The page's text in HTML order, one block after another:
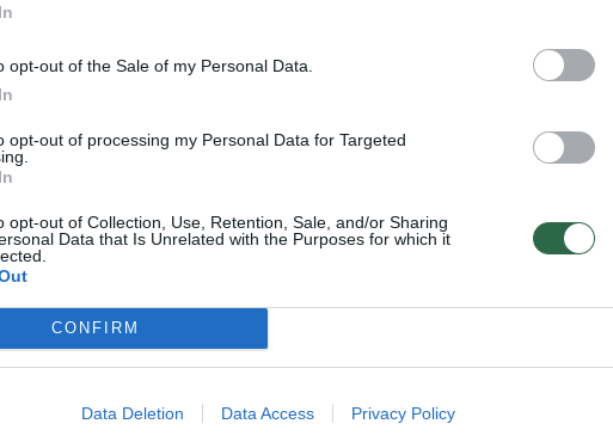
opt-out of the Sale of my Personal Data.
opt-out of processing my Personal Data for Targeted
opt-out of Collection, Use, Retention, Sale, and/or Sharing
Data that Is Unrelated with the Purposes for which it
CONFIRM
Data Deletion Data Access Privacy Policy
Joe Bideno kova su vėžiu tęsiasi: liga
būdas atsikratyti kurklių
Laidos | Sodas ir daržas